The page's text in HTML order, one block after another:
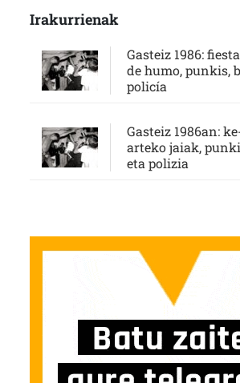
Irakurrienak
Gasteiz 1986:
de humo, punkis,
policía
Gasteiz 1986an:
arteko jaiak,
eta polizia